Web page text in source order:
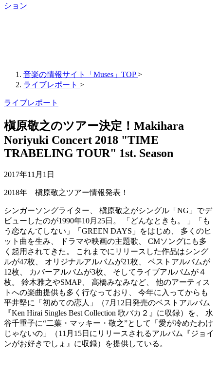
ション
音楽の情報サイト「Muses」TOP >
ライブレポート >
ライブレポート
槇原敬之のツアー決定！Makihara
Noriyuki Concert 2018 "TIME
TRABELING TOUR" 1st. Season
2017年11月1日
2018年 槇原敬之ツアー情報発表！
シンガーソングライター、 槇原敬之がシングル「NG」でデ
ビューしたのが1990年10月25日。 「どんなときも。 」「も
う恋なんてしない」「GREEN DAYS」をはじめ、 多くのヒ
ット曲を生み、 ドラマや映画の主題歌、 CMソングにも多
く起用されてきた。 これまでにリリースした作品はシング
ルが47枚、 オリジナルアルバムが21枚、 ベストアルバムが
12枚、 カバーアルバムが3枚、 そしてライブアルバムが４
枚。 鈴木雅之やSMAP、 高橋みなみなど、 他のアーティス
トへの楽曲提供も多く行なっており、 今年に入ってからも
平井堅に「初めての恋人」（7月12日発売のベストアルバム
『Ken Hirai Singles Best Collection 歌バカ２』に収録）を、 水
谷千重子に“二葉・マッキー・敬之”として「愛が冷めたわけ
じゃないの」（11月15日にリリースされるアルバム『ジョイ
ンがお好きでしょ』に収録）を提供している。